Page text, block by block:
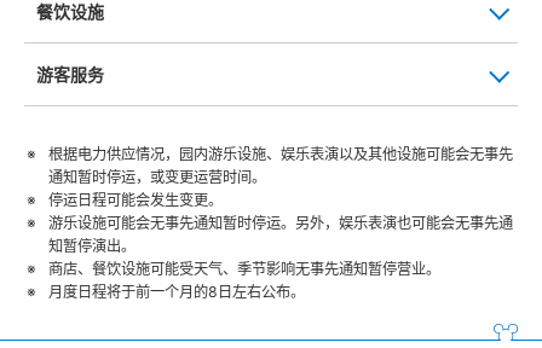
餐饮设施
游客服务
根据电力供应情况，园内游乐设施、娱乐表演以及其他设施可能会无事先
通知暂时停运，或变更运营时间。
停运日程可能会发生变更。
游乐设施可能会无事先通知暂时停运。另外，娱乐表演也可能会无事先通
知暂停演出。
商店、餐饮设施可能受天气、季节影响无事先通知暂停营业。
月度日程将于前一个月的8日左右公布。